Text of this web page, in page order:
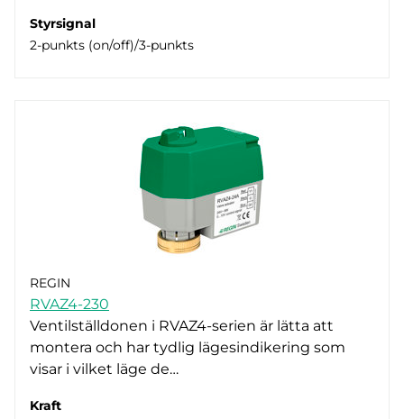
Styrsignal
2-punkts (on/off)/3-punkts
REGIN
RVAZ4-230
Ventilställdonen i RVAZ4-serien är lätta att
montera och har tydlig lägesindikering som
visar i vilket läge de…
Kraft